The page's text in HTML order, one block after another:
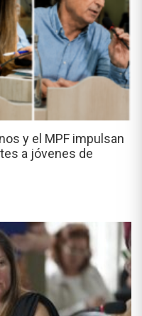
y el MPF impulsan
a jóvenes de